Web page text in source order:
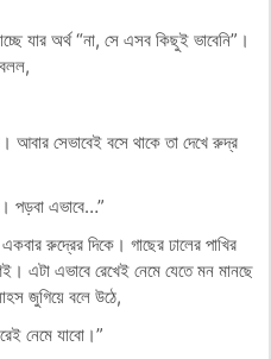
যার অর্থ “না, সে এসব কিছুই ভাবেনি”।
আবার সেভাবেই বসে থাকে তা দেখে রুদ্র
পড়বা এভাবে…”
রুদ্রের দিকে। গাছের ঢালের পাখির
এটা এভাবে রেখেই নেমে যেতে মন মানছে
জুগিয়ে বলে উঠে,
নেমে যাবো।”